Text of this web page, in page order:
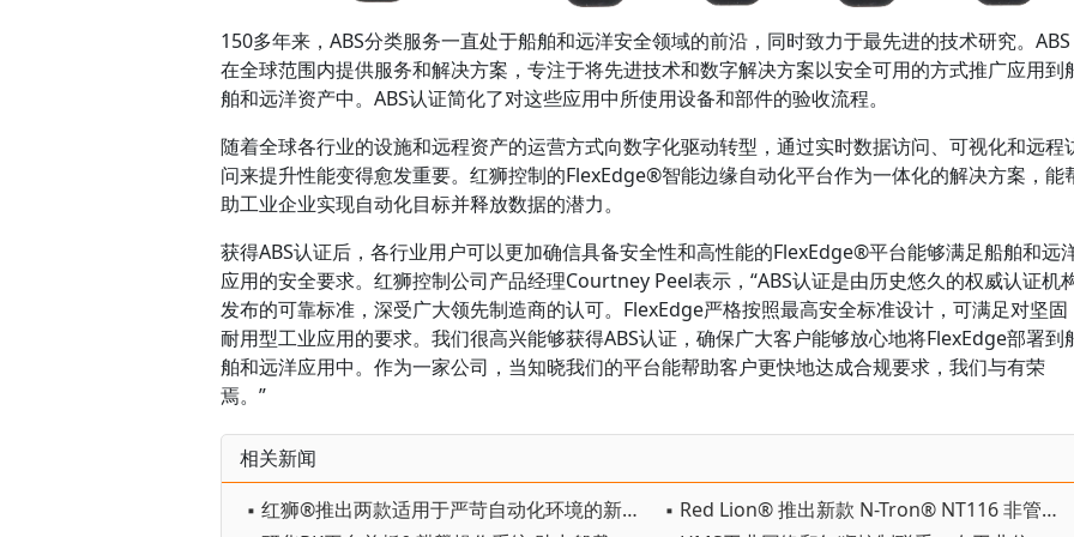
150多年来，ABS分类服务一直处于船舶和远洋安全领域的前沿，同时致力于最先进的技术研究。ABS
在全球范围内提供服务和解决方案，专注于将先进技术和数字解决方案以安全可用的方式推广应用到
舶和远洋资产中。ABS认证简化了对这些应用中所使用设备和部件的验收流程。
随着全球各行业的设施和远程资产的运营方式向数字化驱动转型，通过实时数据访问、可视化和远程
问来提升性能变得愈发重要。红狮控制的FlexEdge®智能边缘自动化平台作为一体化的解决方案，能
助工业企业实现自动化目标并释放数据的潜力。
获得ABS认证后，各行业用户可以更加确信具备安全性和高性能的FlexEdge®平台能够满足船舶和远
应用的安全要求。红狮控制公司产品经理Courtney Peel表示，“ABS认证是由历史悠久的权威认证机
发布的可靠标准，深受广大领先制造商的认可。FlexEdge严格按照最高安全标准设计，可满足对坚固
耐用型工业应用的要求。我们很高兴能够获得ABS认证，确保广大客户能够放心地将FlexEdge部署到
舶和远洋应用中。作为一家公司，当知晓我们的平台能帮助客户更快地达成合规要求，我们与有荣
焉。”
相关新闻
▪ 红狮®推出两款适用于严苛自动化环境的新型可编程RTU，VT-MIPM-138-D和VT-MIPM-248-D
▪ Red Lion® 推出新款 N-Tron® NT116 非管理型 16 端口工业以太网交换机